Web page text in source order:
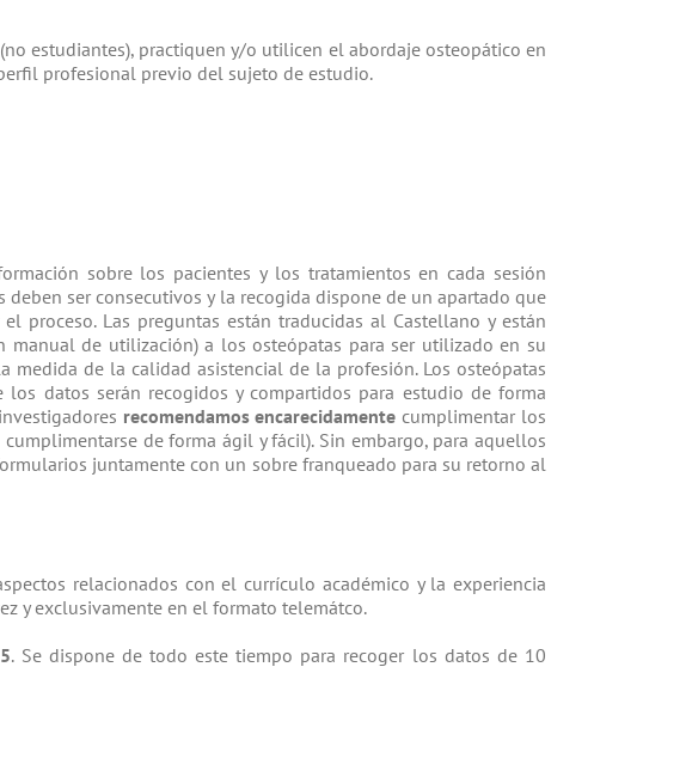
estudiantes), practiquen y/o utilicen el abordaje osteopático en
profesional previo del sujeto de estudio.
sobre los pacientes y los tratamientos en cada sesión
deben ser consecutivos y la recogida dispone de un apartado que
proceso. Las preguntas están traducidas al Castellano y están
manual de utilización) a los osteópatas para ser utilizado en su
de la calidad asistencial de la profesión. Los osteópatas
datos serán recogidos y compartidos para estudio de forma
recomendamos encarecidamente cumplimentar los
de forma ágil y fácil). Sin embargo, para aquellos
y exclusivamente en el formato telemátco.